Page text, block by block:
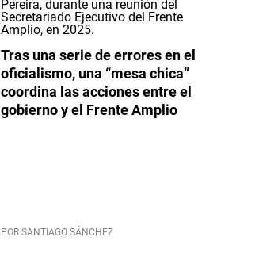
Tras una serie de errores en el
oficialismo, una “mesa chica”
coordina las acciones entre el
gobierno y el Frente Amplio
POR SANTIAGO SÁNCHEZ